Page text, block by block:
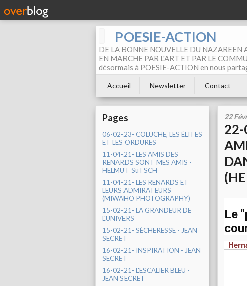
POESIE-ACTION
DE LA BONNE NOUVELLE DU
EN MARCHE PAR L'ART ET PAR LE
désormais à POESIE-ACTION en nous
Accueil Newsletter Contact
Pages
06-02-23- COLUCHE, LES ÉLITES
ET LES ORDURES
11-04-21- LES AMIS DES
RENARDS SONT MES AMIS -
HELMUT SüTSCH
11-04-21- LES RENARDS ET
LEURS ADMIRATEURS
(MIWAHO PHOTOGRAPHY)
15-02-21- LA GRANDEUR DE
L'UNIVERS
15-02-21- SÉCHERESSE - JEAN
SECRET
16-02-21- INSPIRATION - JEAN
SECRET
16-02-21- L'ESCALIER BLEU -
JEAN SECRET
22
22-
Le